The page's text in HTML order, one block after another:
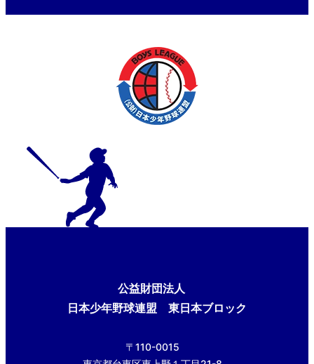
公益財団法人
日本少年野球連盟 東日本ブロック
〒110-0015